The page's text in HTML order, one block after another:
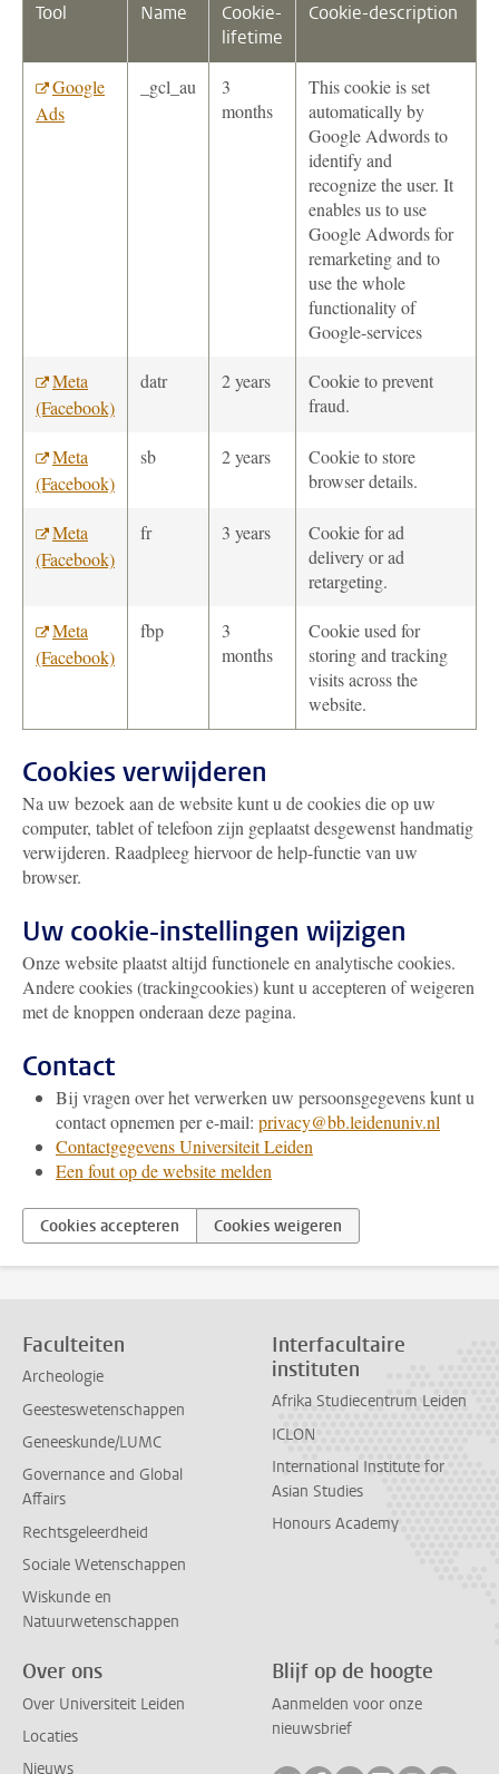
Tool Name
Cookie-
lifetime
Cookie-description
Google
Ads
_gcl_au
3
months
This cookie is set
automatically by
Google Adwords to
identify and
recognize the user. It
enables us to use
Google Adwords for
remarketing and to
use the whole
functionality of
Google-services
Meta
(Facebook)
datr 2 years
Cookie to prevent
fraud.
Meta
(Facebook)
sb 2 years
Cookie to store
browser details.
Meta
(Facebook)
fr 3 years
Cookie for ad
delivery or ad
retargeting.
Meta
(Facebook)
fbp
3
months
Cookie used for
storing and tracking
visits across the
website.
Cookies verwijderen
Na uw bezoek aan de website kunt u de cookies die op uw
computer, tablet of telefoon zijn geplaatst desgewenst handmatig
verwijderen. Raadpleeg hiervoor de help-functie van uw
browser.
Uw cookie-instellingen wijzigen
Onze website plaatst altijd functionele en analytische cookies.
Andere cookies (trackingcookies) kunt u accepteren of weigeren
met de knoppen onderaan deze pagina.
Contact
Bij vragen over het verwerken uw persoonsgegevens kunt u
contact opnemen per e-mail: privacy@bb.leidenuniv.nl
Contactgegevens Universiteit Leiden
Een fout op de website melden
Cookies accepteren Cookies weigeren
Faculteiten
Archeologie
Geesteswetenschappen
Geneeskunde/LUMC
Governance and Global
Affairs
Rechtsgeleerdheid
Sociale Wetenschappen
Wiskunde en
Natuurwetenschappen
Interfacultaire
instituten
Afrika Studiecentrum Leiden
ICLON
International Institute for
Asian Studies
Honours Academy
Over ons
Over Universiteit Leiden
Locaties
Nieuws
Blijf op de hoogte
Aanmelden voor onze
nieuwsbrief